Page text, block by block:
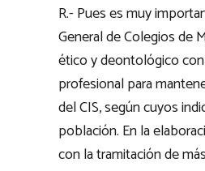
R.- Pues es muy
General de Colegios de
ético y deontológico
profesional para
del CIS, según cuyos
población. En la
con la tramitación de